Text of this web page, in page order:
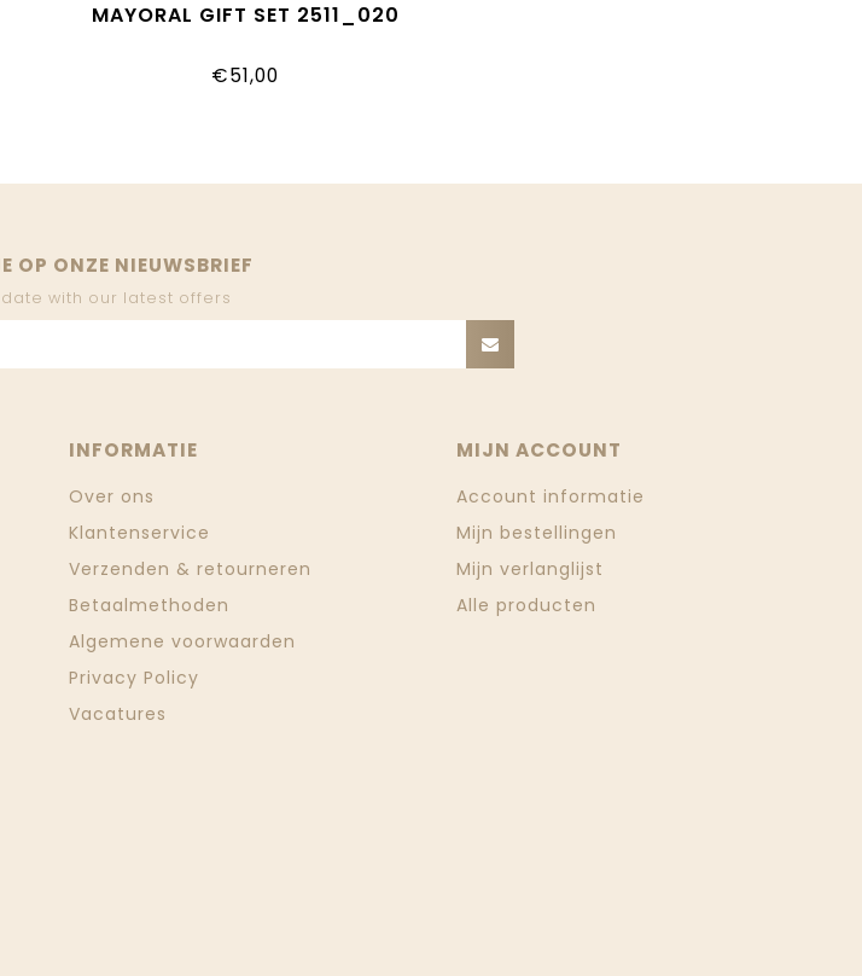
MAYORAL GIFT SET 2511_020
€51,00
OP ONZE NIEUWSBRIEF
with our latest offers
INFORMATIE
Over ons
Klantenservice
Verzenden & retourneren
Betaalmethoden
Algemene voorwaarden
Privacy Policy
Vacatures
MIJN ACCOUNT
Account informatie
Mijn bestellingen
Mijn verlanglijst
Alle producten